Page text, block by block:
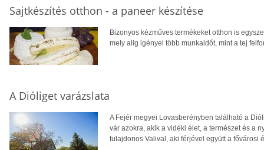
Sajtkészítés otthon - a paneer készítése
Bizonyos kézműves termékeket otthon is
mely alig igényel több munkaidőt, mint a tej
A Dióliget varázslata
A Fejér megyei Lovasberényben található a
vár azokra, akik a vidéki élet, a természet és a
tulajdonos Valival, aki férjével együtt a fővárosi